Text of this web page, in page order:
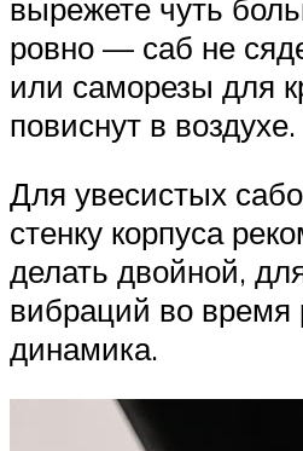
вырежете чуть
ровно — саб не
или саморезы для
повиснут в воздухе.
Для увесистых
стенку корпуса
делать двойной,
вибраций во время
динамика.